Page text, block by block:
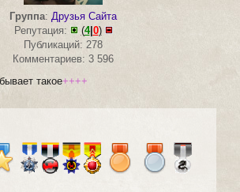
Группа: Друзья Сайта
Репутация:
(4|0)
Публикаций: 278
Комментариев: 3 596
такое++++